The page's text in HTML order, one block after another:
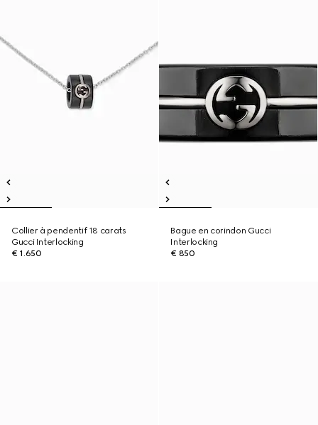
Collier à pendentif 18 carats
Gucci Interlocking
€ 1.650
Bague en corindon Gucci
Interlocking
€ 850